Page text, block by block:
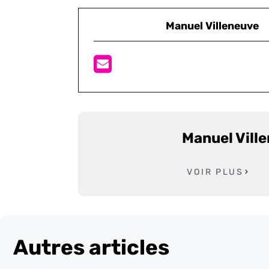
Manuel Villeneuve
Manuel
VOIR PLUS
Autres articles